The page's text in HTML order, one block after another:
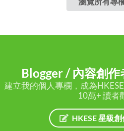
Blogger / 內容創
建立我的個人專欄，成為
10萬+ 讀者
HKESE 星級